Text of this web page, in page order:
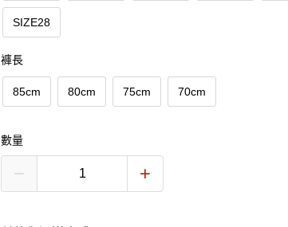
SIZE28
褲長
85cm 80cm 75cm 70cm
數量